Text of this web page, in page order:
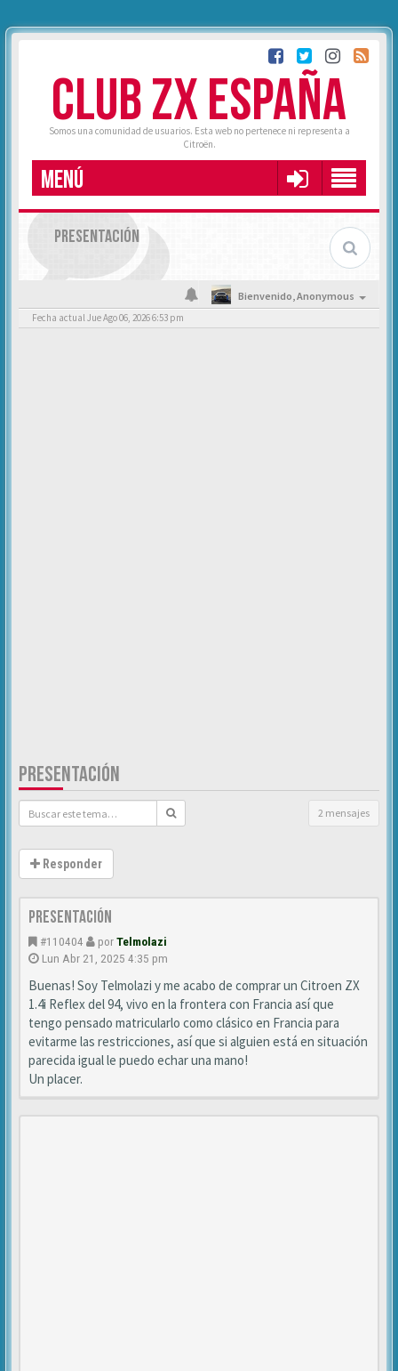
CLUB ZX ESPAÑA
Somos una comunidad de usuarios. Esta web no pertenece ni representa a
Citroën.
MENÚ
PRESENTACIÓN
Bienvenido,Anonymous
Fecha actual Jue Ago 06, 2026 6:53 pm
PRESENTACIÓN
2 mensajes
Responder
Presentación
#110404 porTelmolazi
Lun Abr 21, 2025 4:35 pm
Buenas! Soy Telmolazi y me acabo de comprar un Citroen ZX
1.4i Reflex del 94, vivo en la frontera con Francia así que
tengo pensado matricularlo como clásico en Francia para
evitarme las restricciones, así que si alguien está en situación
parecida igual le puedo echar una mano!
Un placer.